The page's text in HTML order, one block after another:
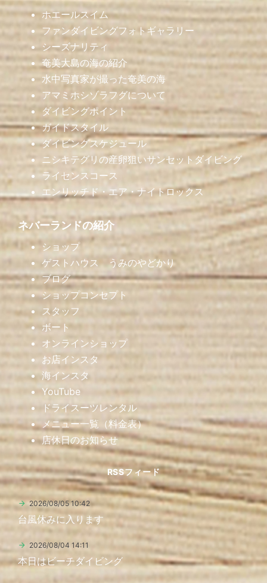
ホエールスイム
ファンダイビングフォトギャラリー
シーズナリティ
奄美大島の海の紹介
水中写真家が撮った奄美の海
アマミホシゾラフグについて
ダイビングポイント
ガイドスタイル
ダイビングスケジュール
ニシキテグリの産卵狙いサンセットダイビング
ライセンスコース
エンリッチド・エア・ナイトロックス
ネバーランドの紹介
ショップ
ゲストハウス うみのやどかり
ブログ
ショップコンセプト
スタッフ
ボート
オンラインショップ
お店インスタ
海インスタ
YouTube
ドライスーツレンタル
メニュー一覧（料金表）
店休日のお知らせ
RSSフィード
2026/08/05 10:42
台風休みに入ります
2026/08/04 14:11
本日はビーチダイビング